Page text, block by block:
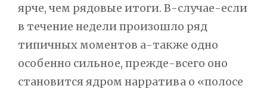
ярче, чем рядовые итоги. В-случае-если
в течение недели произошло ряд
типичных моментов а-также одно
особенно сильное, прежде-всего оно
становится ядром нарратива о «полосе